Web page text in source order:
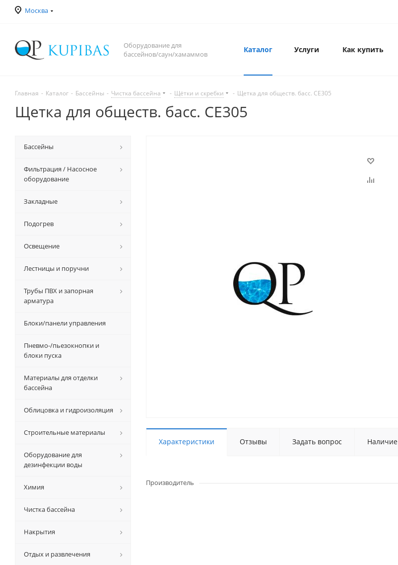
Москва
Оборудование для
бассейнов/саун/хамаммов
Каталог Услуги Как купить
Главная - Каталог - Бассейны - Чистка бассейна - Щётки и скребки - Щетка для обществ. басс. CE305
Щетка для обществ. басс. CE305
Характеристики Отзывы Задать вопрос Наличие
Производитель
Бассейны
Фильтрация / Насосное
оборудование
Закладные
Подогрев
Освещение
Лестницы и поручни
Трубы ПВХ и запорная
арматура
Блоки/панели управления
Пневмо-/пьезокнопки и
блоки пуска
Материалы для отделки
бассейна
Облицовка и гидроизоляция
Строительные материалы
Оборудование для
дезинфекции воды
Химия
Чистка бассейна
Накрытия
Отдых и развлечения